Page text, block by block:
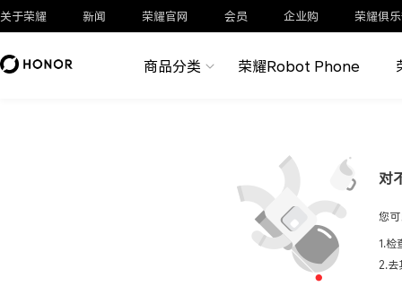
关于荣耀 新闻 荣耀官网 会员 企业购 荣耀俱
商品分类 荣耀Robot Phone
对
您
1.检
2.去